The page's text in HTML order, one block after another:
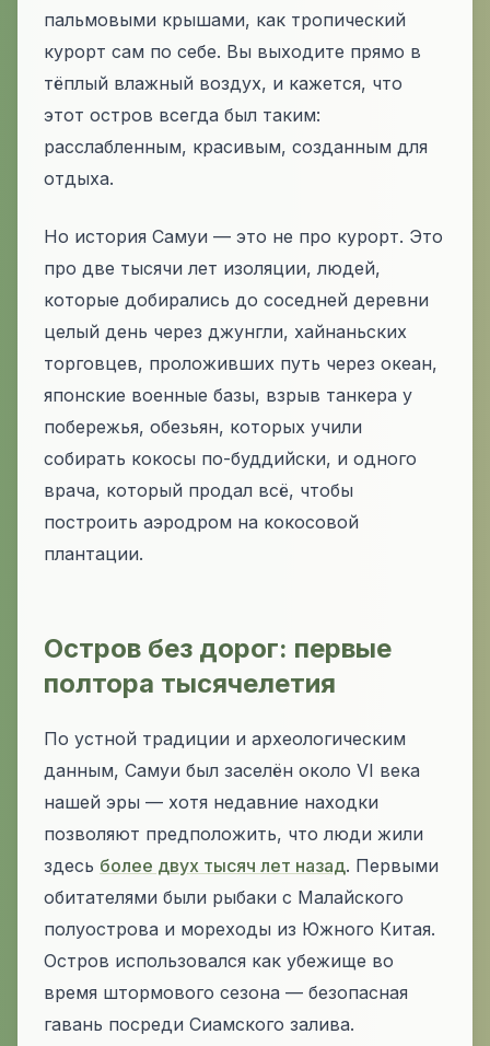
пальмовыми крышами, как тропический
курорт сам по себе. Вы выходите прямо в
тёплый влажный воздух, и кажется, что
этот остров всегда был таким:
расслабленным, красивым, созданным для
отдыха.
Но история Самуи — это не про курорт. Это
про две тысячи лет изоляции, людей,
которые добирались до соседней деревни
целый день через джунгли, хайнаньских
торговцев, проложивших путь через океан,
японские военные базы, взрыв танкера у
побережья, обезьян, которых учили
собирать кокосы по-буддийски, и одного
врача, который продал всё, чтобы
построить аэродром на кокосовой
плантации.
Остров без дорог: первые
полтора тысячелетия
По устной традиции и археологическим
данным, Самуи был заселён около VI века
нашей эры — хотя недавние находки
позволяют предположить, что люди жили
здесь более двух тысяч лет назад. Первыми
обитателями были рыбаки с Малайского
полуострова и мореходы из Южного Китая.
Остров использовался как убежище во
время штормового сезона — безопасная
гавань посреди Сиамского залива.